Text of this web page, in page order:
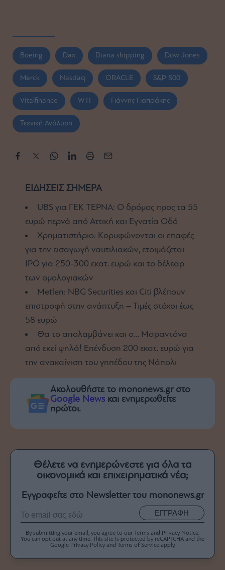
Boeing Dax Diana shipping Dow Jones
Merck Nasdaq ORACLE S&P 500
Vitalfinance WTI Γιάννης Γιαπράκης
Τεχνική Ανάλυση
ΕΙΔΗΣΕΙΣ ΣΗΜΕΡΑ
UBS για ΓΕΚ ΤΕΡΝΑ: Ο δρόμος προς τα 55
ευρώ περνά από Αττική και Εγνατία Οδό
Χρηματιστήριο: Κορυφώνονται οι επαφές
για την εισαγωγή ναυτιλιακών, ετοιμάζεται
IPO για 250-300 εκατ. ευρώ και το δέλεαρ
των ομολογιακών
Metlen: NBG Securities και Citi βλέπουν
επιστροφή στην ανάπτυξη – Τιμές στόχοι έως
58 ευρώ
Θα το απολαμβάνει και ο… Μαραντόνα
από εκεί ψηλά! Επένδυση 200 εκατ. ευρώ για
την ανακαίνιση του γηπέδου της Νάπολι
Ακολουθήστε το mononews.gr στο
Google News και ενημερωθείτε
πρώτοι.
Θέλετε να ενημερώνεστε για όλα τα
οικονομικά και επιχειρηματικά νέα;
Εγγραφείτε στο Newsletter του mononews.gr
ΕΓΓΡΑΦΗ
By submitting your email, you agree to our Terms and Privacy Notice.
You can opt out at any time. This site is protected by reCAPTCHA and the
Google Privacy Policy and Terms of Service apply.